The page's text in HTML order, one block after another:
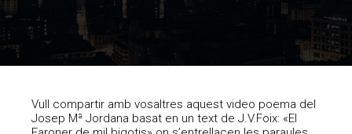
Vull compartir amb vosaltres aquest video poema del
Josep Mª Jordana basat en un text de J.V.Foix: «El